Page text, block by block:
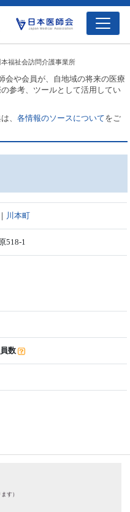
本福祉会訪問介護事業所
会や会員が、自地域の将来の医療
参考、ツールとして活用してい
、各情報のソースについてをご
｜ 川本町
518-1
数
す）